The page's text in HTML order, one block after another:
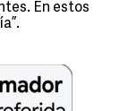
En estos